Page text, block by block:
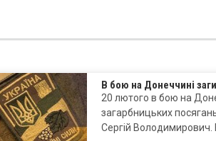
В бою на Донеччині
20 лютого в бою на
загарбницьких
Сергій Володимирович.